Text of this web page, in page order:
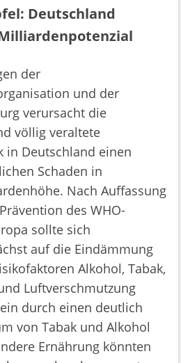
Deutschland
der
und der
verursacht die
völlig veraltete
in Deutschland einen
Schaden in
Nach Auffassung
des WHO-
sollte sich
auf die Eindämmung
Alkohol, Tabak,
Luftverschmutzung
durch einen deutlich
von Tabak und Alkohol
Ernährung könnten